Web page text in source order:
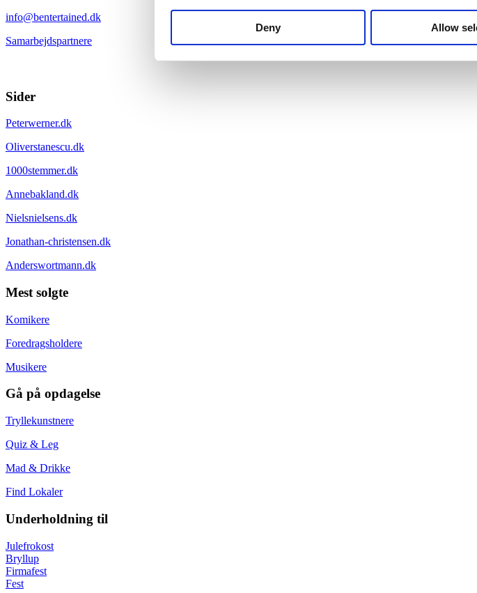
Deny Allow
info@bentertained.dk
Samarbejdspartnere
Sider
Peterwerner.dk
Oliverstanescu.dk
1000stemmer.dk
Annebakland.dk
Nielsnielsens.dk
Jonathan-christensen.dk
Anderswortmann.dk
Mest solgte
Komikere
Foredragsholdere
Musikere
Gå på opdagelse
Tryllekunstnere
Quiz & Leg
Mad & Drikke
Find Lokaler
Underholdning til
Julefrokost
Bryllup
Firmafest
Fest